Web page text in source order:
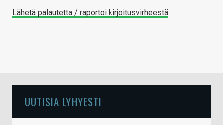
Lähetä palautetta / raportoi kirjoitusvirheestä
UUTISIA LYHYESTI